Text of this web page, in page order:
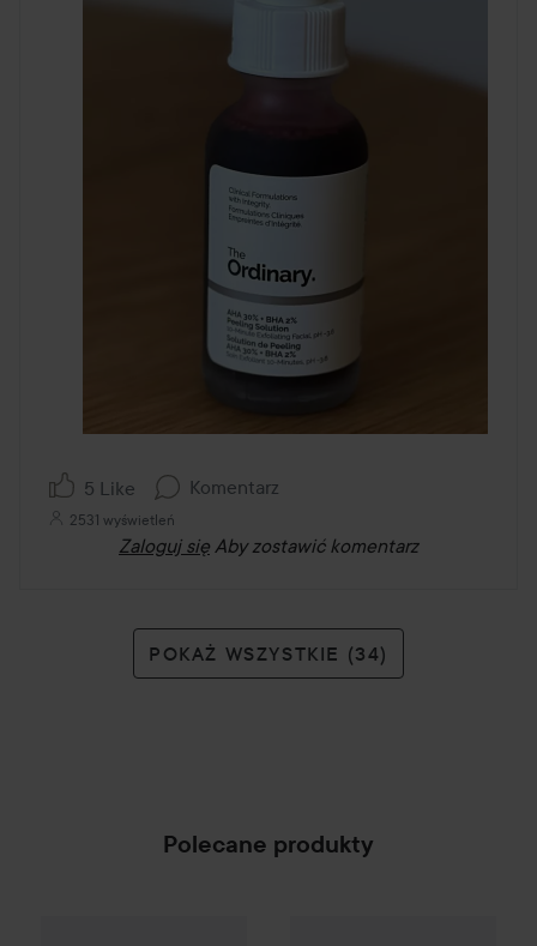
5 Like Komentarz
2531 wyświetleń
Zaloguj się Aby zostawić komentarz
POKAŻ WSZYSTKIE (34)
Polecane produkty